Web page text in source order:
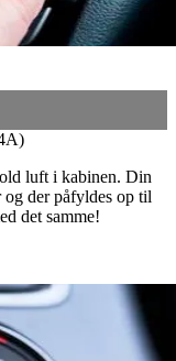
luft i kabinen. Din
der påfyldes op til
det samme!